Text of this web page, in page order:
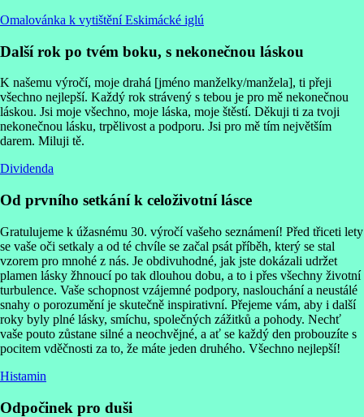
Omalovánka k vytištění Eskimácké iglú
Další rok po tvém boku, s nekonečnou láskou
K našemu výročí, moje drahá [jméno manželky/manžela], ti přeji
všechno nejlepší. Každý rok strávený s tebou je pro mě nekonečnou
láskou. Jsi moje všechno, moje láska, moje štěstí. Děkuji ti za tvoji
nekonečnou lásku, trpělivost a podporu. Jsi pro mě tím největším
darem. Miluji tě.
Dividenda
Od prvního setkání k celoživotní lásce
Gratulujeme k úžasnému 30. výročí vašeho seznámení! Před třiceti lety
se vaše oči setkaly a od té chvíle se začal psát příběh, který se stal
vzorem pro mnohé z nás. Je obdivuhodné, jak jste dokázali udržet
plamen lásky žhnoucí po tak dlouhou dobu, a to i přes všechny životní
turbulence. Vaše schopnost vzájemné podpory, naslouchání a neustálé
snahy o porozumění je skutečně inspirativní. Přejeme vám, aby i další
roky byly plné lásky, smíchu, společných zážitků a pohody. Nechť
vaše pouto zůstane silné a neochvějné, a ať se každý den probouzíte s
pocitem vděčnosti za to, že máte jeden druhého. Všechno nejlepší!
Histamin
Odpočinek pro duši